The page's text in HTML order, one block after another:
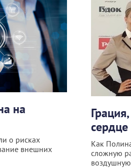
на
о рисках
внешних
сердце
Как
сложную